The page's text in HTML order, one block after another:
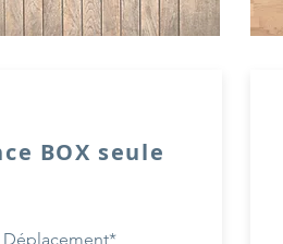
BOX seule
Déplacement*